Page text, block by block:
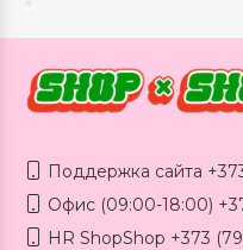
Поддержка сайта
Офис (09:00-18:00)
HR ShopShop +373